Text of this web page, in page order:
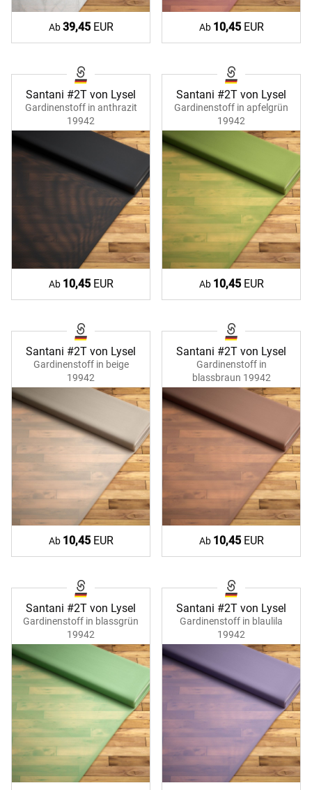
Ab39,45EUR Ab 10,45EUR
Santani #2T von Lysel
Gardinenstoff in anthrazit
19942
Ab 10,45EUR
Santani #2T von Lysel
Gardinenstoff in apfelgrün
19942
Ab 10,45EUR
Santani #2T von Lysel
Gardinenstoff in beige
19942
Ab 10,45EUR
Santani #2T von Lysel
Gardinenstoff in
blassbraun 19942
Ab 10,45EUR
Santani #2T von Lysel
Gardinenstoff in blassgrün
19942
Santani #2T von Lysel
Gardinenstoff in blaulila
19942